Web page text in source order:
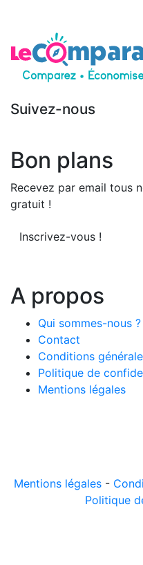
Suivez-nous
Bon plans
Recevez par email tous
gratuit !
Inscrivez-vous !
A propos
Qui sommes-nous ?
Contact
Conditions
Politique de
Mentions légales
Mentions légales -
Politique